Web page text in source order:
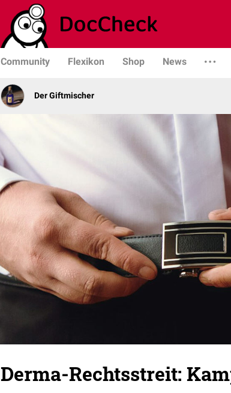
Community Flexikon Shop News
Der Giftmischer
Derma-Rechtsstreit: